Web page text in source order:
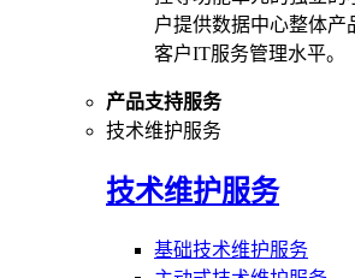
户提供数据中心整体产
客户IT服务管理水平。
产品支持服务
技术维护服务
技术维护服务
基础技术维护服务